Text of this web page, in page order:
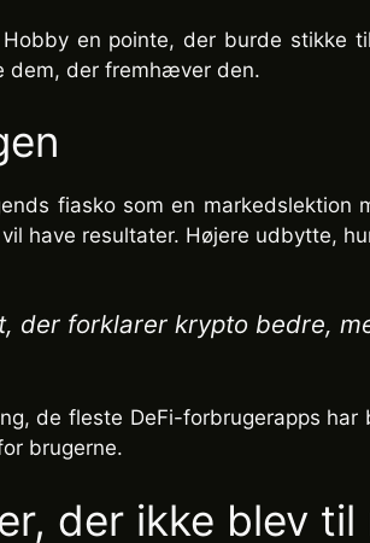
en pointe, der burde stikke
dem, der fremhæver den.
fiasko som en
have resultater. Højere udbytte,
der forklarer krypto bedre,
de fleste DeFi-forbrugerapps
brugerne.
der ikke blev til